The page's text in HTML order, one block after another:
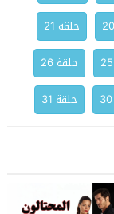
حلقة 21
حلقة 26
حلقة 31